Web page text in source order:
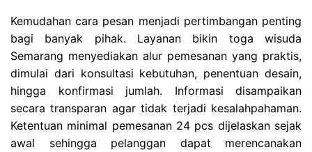
Kemudahan cara pesan menjadi pertimbangan penting
bagi banyak pihak. Layanan bikin toga wisuda
Semarang menyediakan alur pemesanan yang praktis,
dimulai dari konsultasi kebutuhan, penentuan desain,
hingga konfirmasi jumlah. Informasi disampaikan
secara transparan agar tidak terjadi kesalahpahaman.
Ketentuan minimal pemesanan 24 pcs dijelaskan sejak
awal sehingga pelanggan dapat merencanakan